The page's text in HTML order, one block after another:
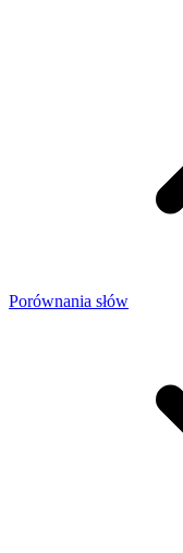
Porównania słów